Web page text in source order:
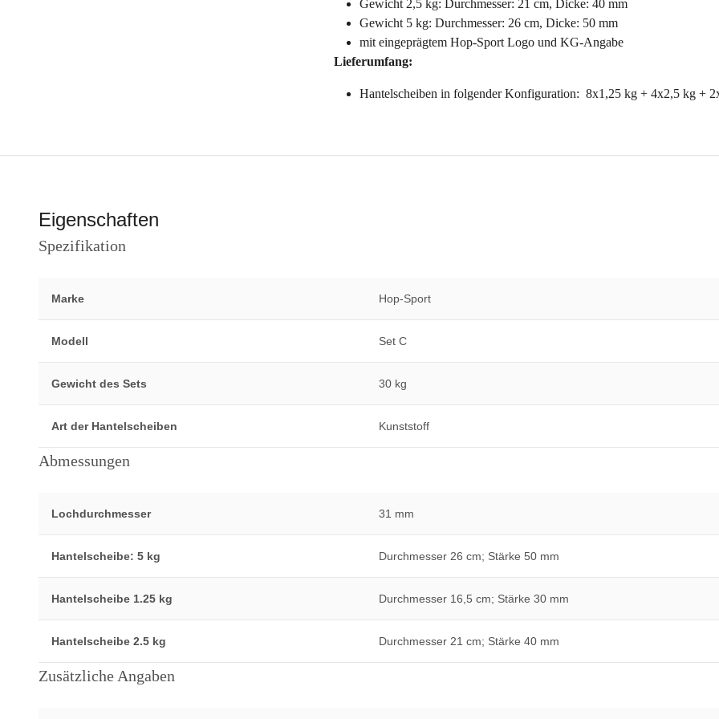
Gewicht 2,5 kg: Durchmesser: 21 cm, Dicke: 40 mm
Gewicht 5 kg: Durchmesser: 26 cm, Dicke: 50 mm
mit eingeprägtem Hop-Sport Logo und KG-Angabe
Lieferumfang:
Hantelscheiben in folgender Konfiguration: 8x1,25 kg + 4x2,5 kg +
Eigenschaften
Spezifikation
Marke Hop-Sport
Modell Set C
Gewicht des Sets 30 kg
Art der Hantelscheiben Kunststoff
Abmessungen
Lochdurchmesser 31 mm
Hantelscheibe: 5 kg Durchmesser 26 cm; Stärke 50 mm
Hantelscheibe 1.25 kg Durchmesser 16,5 cm; Stärke 30 mm
Hantelscheibe 2.5 kg Durchmesser 21 cm; Stärke 40 mm
Zusätzliche Angaben